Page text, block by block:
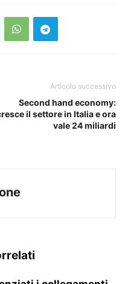
Articolo successivo
Second hand economy:
il settore in Italia e ora
vale 24 miliardi